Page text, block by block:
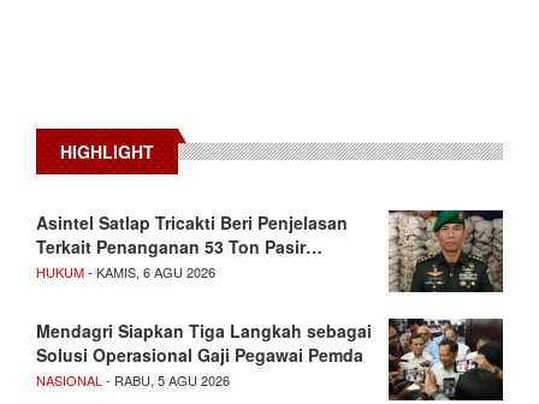
HIGHLIGHT
Asintel Satlap Tricakti Beri Penjelasan
Terkait Penanganan 53 Ton Pasir…
HUKUM- KAMIS, 6 AGU 2026
Mendagri Siapkan Tiga Langkah sebagai
Solusi Operasional Gaji Pegawai Pemda
NASIONAL - RABU, 5 AGU 2026